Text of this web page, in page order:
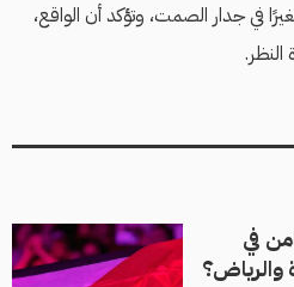
في جدار الصمت، وتؤكد أن الواقع،
النظر.
في
والرياض؟